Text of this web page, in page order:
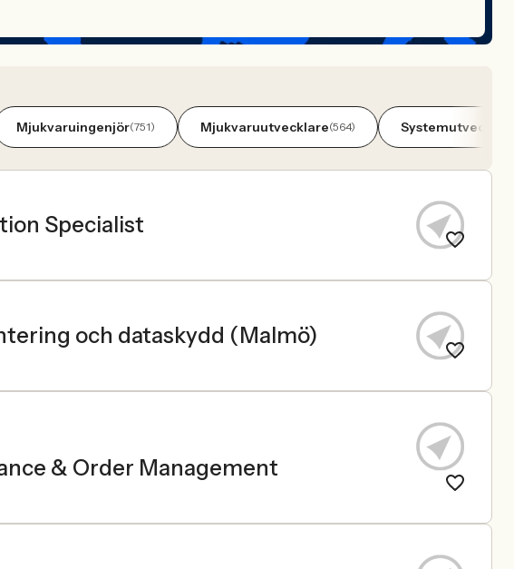
Mjukvaruingenjör(751) Mjukvaruutvecklare(564)
Specialist
och dataskydd (Malmö)
& Order Management